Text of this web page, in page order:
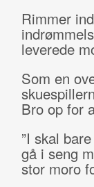
Rimmer
leverede
Som en
Bro op for
”I skal
gå i seng
stor moro